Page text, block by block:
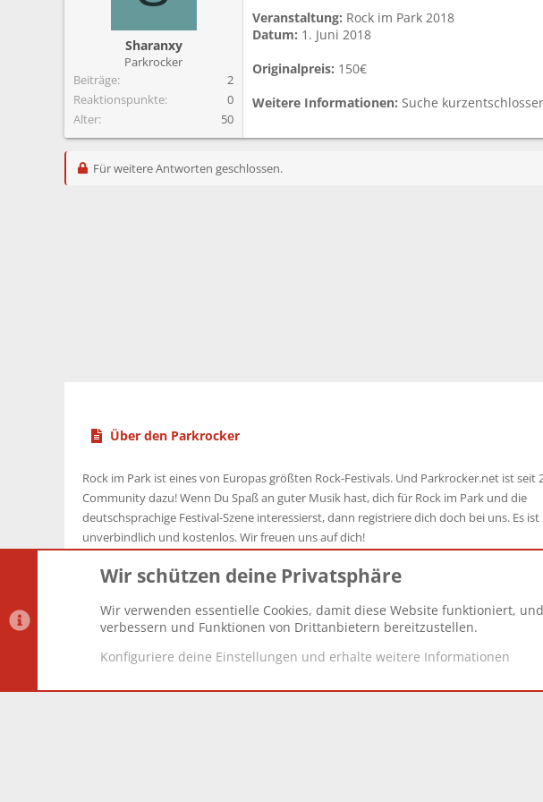
Sharanxy
Parkrocker
Beiträge
2
Reaktionspunkte
0
Alter
50
Veranstaltung: Rock im Park 2018
Datum: 1. Juni 2018
Originalpreis: 150€
Weitere Informationen: Suche
Für weitere Antworten geschlossen.
Über den Parkrocker
Rock im Park ist eines von Europas größten Rock-Festivals. Und Parkrocker.net ist seit
Community dazu! Wenn Du Spaß an guter Musik hast, dich für Rock im Park und die
deutschsprachige Festival-Szene interessierst, dann registriere dich doch bei uns. Es ist
unverbindlich und kostenlos. Wir freuen uns auf dich!
Datenschutz-Einstellungen PR Light Deutsch [Du]
Wir schützen deine Privatsphäre
Wir verwenden essentielle Cookies, damit diese Website funktioniert,
verbessern und Funktionen von Drittanbietern bereitzustellen.
Konfiguriere deine Einstellungen und erhalte weitere Informationen